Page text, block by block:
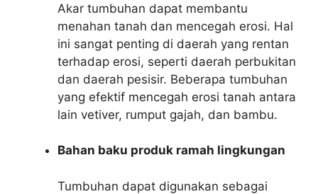
Akar tumbuhan dapat membantu
menahan tanah dan mencegah erosi. Hal
ini sangat penting di daerah yang rentan
terhadap erosi, seperti daerah perbukitan
dan daerah pesisir. Beberapa tumbuhan
yang efektif mencegah erosi tanah antara
lain vetiver, rumput gajah, dan bambu.
Bahan baku produk ramah lingkungan
Tumbuhan dapat digunakan sebagai